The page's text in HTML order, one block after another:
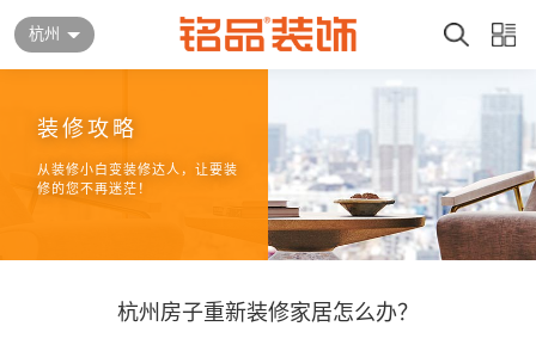
杭州
装修攻略
从装修小白变装修达人，让要装
修的您不再迷茫！
杭州房子重新装修家居怎么办？